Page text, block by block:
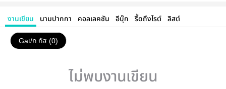
งานเขียน นามปากกา คอลเลคชัน อีบุ๊ก รี้ดถึงไรต์ ลิสต์
Gat/ก.กัส (0)
ไม่พบงานเขียน